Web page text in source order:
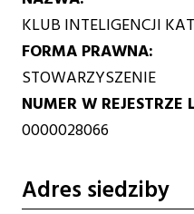
KLUB INTELIGENCJI
FORMA PRAWNA
STOWARZYSZENIE
NUMER W REJESTRZE
0000028066
Adres siedziby